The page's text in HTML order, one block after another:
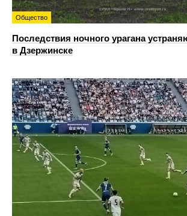
Общество
Последствия ночного урагана
в Дзержинске